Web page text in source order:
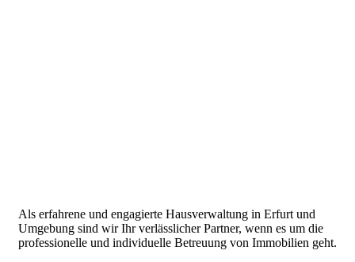
Als erfahrene und engagierte Hausverwaltung in Erfurt und
Umgebung sind wir Ihr verlässlicher Partner, wenn es um die
professionelle und individuelle Betreuung von Immobilien geht.